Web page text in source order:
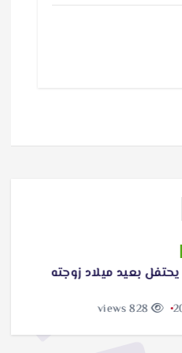
بعيد ميلاد زوجته
828 views